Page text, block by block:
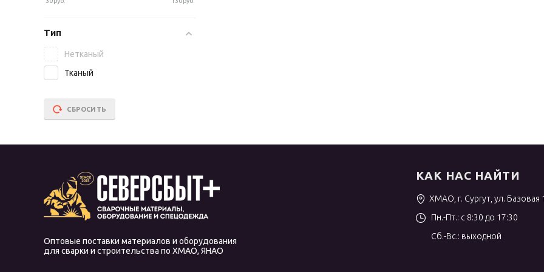
Тип
Нетканый
Тканый
СБРОСИТЬ
Оптовые поставки материалов и оборудования
для сварки и строительства по ХМАО, ЯНАО
КАК НАС НАЙТИ
ХМАО, г. Сургут, ул. Базовая
Пн.-Пт.: с 8:30 до 17:30
Сб.-Вс.: выходной